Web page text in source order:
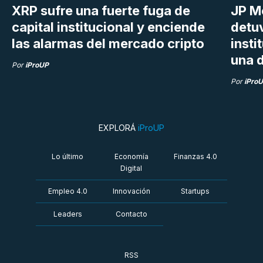
XRP sufre una fuerte fuga de
capital institucional y enciende
las alarmas del mercado cripto
PoriProUP
JP
una
Por
EXPLORÁ iProUP
Lo último
Economía
Digital
Finanzas 4.0
Empleo 4.0 Innovación Startups
Leaders Contacto
RSS